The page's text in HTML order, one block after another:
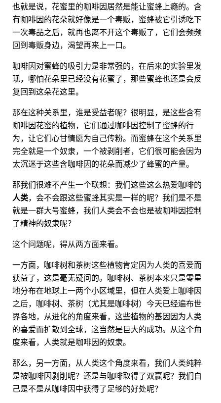
也就是说，花蜜里的咖啡因居然是能让蜜蜂上瘾的。含
有咖啡因的花朵就好像是一个毒贩，蜜蜂被它引诱吃下
一次毒品之后，就再也离不开这个毒贩了，它们会频频
回到毒贩身边，渴望再来上一口。
咖啡因对蜜蜂的吸引力是非常强的，在后来的实验里发
现，哪怕花朵里已经没有花蜜了，那些蜜蜂也还是会反
复回到这朵花这里。
那在这种关系里，谁是受益者呢？很明显，是这些含有
咖啡因花蜜的植物，它们通过咖啡因控制了蜜蜂的行
为，让它们心甘情愿为自己传粉。而蜜蜂在这个关系里
完全就是一个奴隶，一个被剥削者，它们很可能会因为
太沉迷于这些含咖啡因的花朵而减少了蜂蜜的产量。
那我们很难不产生一个联想：我们这些这么热爱咖啡的
人类，会不会跟这些蜜蜂其实是一样的呢？我们是不是
就是一群大号蜜蜂，我们人类会不会也是被咖啡因控制
了精神的奴隶呢？
这个问题呢，得从两方面来看。
一方面，咖啡树和茶树这些植物肯定因为人类的喜爱而
获益了，这是毫无疑问的。咖啡树、茶树本来只是零星
地分布在地球上一两个小区域里，但在人类爱上咖啡因
之后，咖啡树、茶树（尤其是咖啡树）今天已经遍布世
界各地，从进化的角度来看，这些植物的基因因为人类
的喜爱而扩散到全球，这当然是巨大的成功。从这个角
度来看，人类就是咖啡因的奴隶。
那么，另一方面，从人类这个角度来看，我们人类纯粹
是被咖啡因剥削呢？还是与咖啡取得了双赢呢？我们自
己是不是从咖啡因中获得了足够的好处呢？